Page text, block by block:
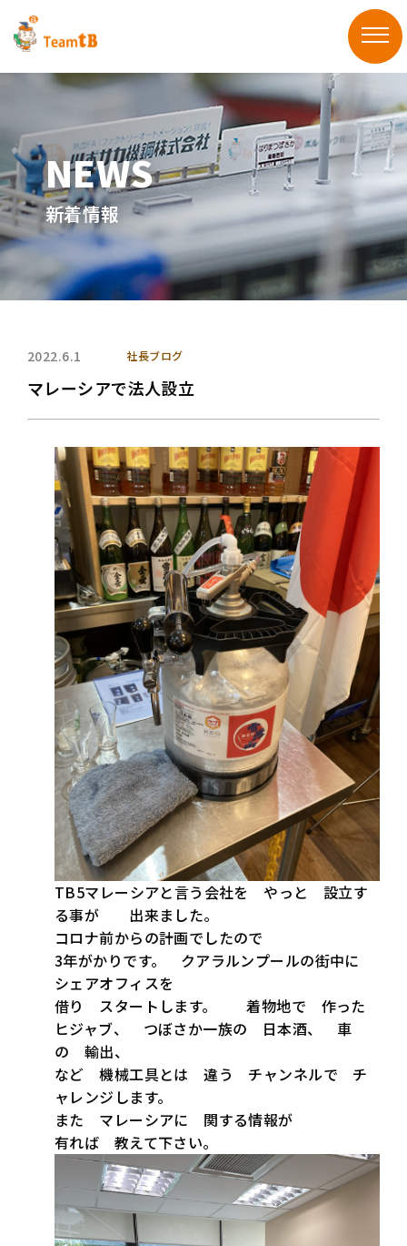
新着情報
2022.6.1 社長ブログ
マレーシアで法人設立
TB5マレーシアと言う会社を やっと 設立す
る事が 出来ました。
コロナ前からの計画でしたので
3年がかりです。 クアラルンプールの街中に
シェアオフィスを
借り スタートします。 着物地で 作った
ヒジャブ、 つぼさか一族の 日本酒、 車
の 輸出、
など 機械工具とは 違う チャンネルで チ
ャレンジします。
また マレーシアに 関する情報が
有れば 教えて下さい。